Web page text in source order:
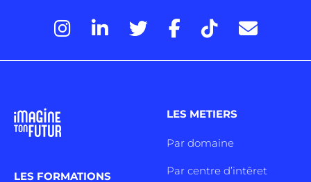
LES FORMATIONS
LES METIERS
Par domaine
Par centre d’intêret